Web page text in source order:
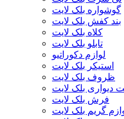
گوشواره بلک لایت
بند کفش بلک لایت
کلاه بلک لایت
تابلو بلک لایت
لوازم دکوراتیو
استیکر بلک لایت
ظروف بلک لایت
دیواری بلک لایت
فرش بلک لایت
گریم بلک لایت